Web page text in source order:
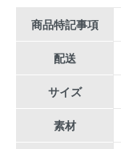
商品特記事項
配送
サイズ
素材